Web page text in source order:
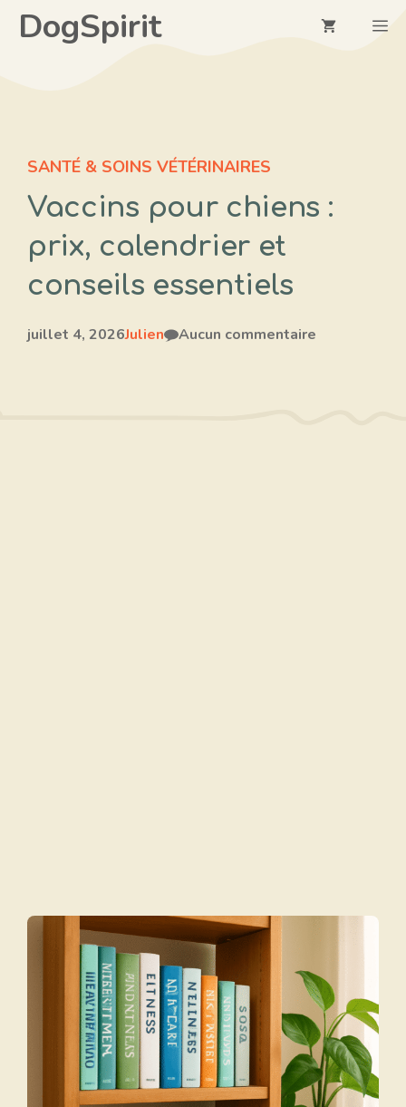
AllerDogSpirit
SANTÉ & SOINS VÉTÉRINAIRES
Vaccins pour chiens :
prix, calendrier et
conseils essentiels
juillet 4, 2026Julien Aucun commentaire